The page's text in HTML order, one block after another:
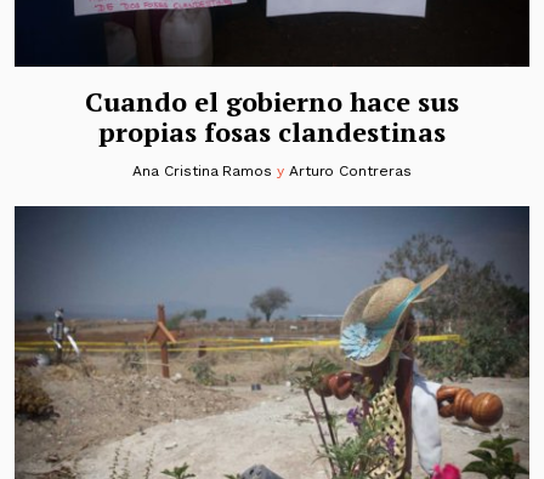
Cuando el gobierno hace sus
propias fosas clandestinas
Ana Cristina Ramos y Arturo Contreras